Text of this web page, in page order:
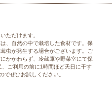
ただけます。
、自然の中で栽培した食材です。保
虫が発生する場合がございます。ご
かかわらず、冷蔵庫や野菜室にて保
ご利用の前に1時間ほど天日に干す
でぜひお試しください。